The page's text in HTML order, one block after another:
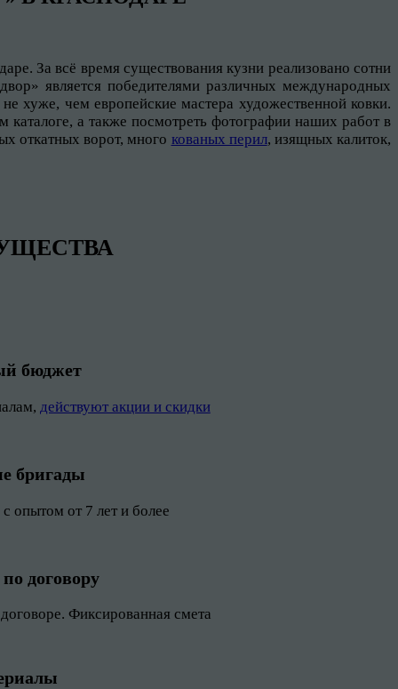
За всё время существования кузни реализовано сотни
является победителями различных международных
хуже, чем европейские мастера художественной ковки.
каталоге, а также посмотреть фотографии наших работ в
откатных ворот, много кованых перил, изящных калиток,
бюджет
действуют акции и скидки
бригады
опытом от 7 лет и более
договору
Фиксированная смета